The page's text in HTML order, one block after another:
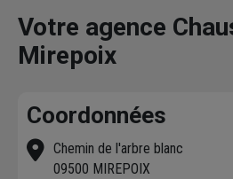
Votre agence
Mirepoix
Coordonnées
Chemin de l'arbre blanc
09500 MIREPOIX